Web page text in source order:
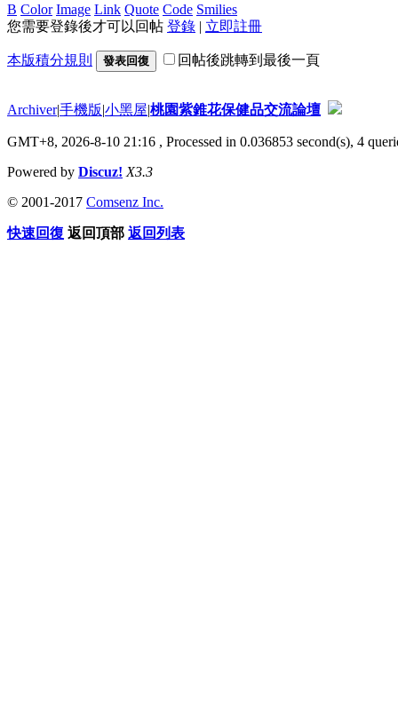
B Color Image Link Quote Code Smilies
您需要登錄後才可以回帖 登錄 | 立即註冊
本版積分規則 發表回復 回帖後跳轉到最後一頁
Archiver|手機版|小黑屋|桃園紫錐花保健品交流論壇
GMT+8, 2026-8-10 21:16 , Processed in 0.036853 second(s), 4
Powered by Discuz! X3.3
© 2001-2017 Comsenz Inc.
快速回復 返回頂部 返回列表